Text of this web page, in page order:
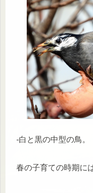
-白と黒の中型の鳥。
春の子育ての時期に